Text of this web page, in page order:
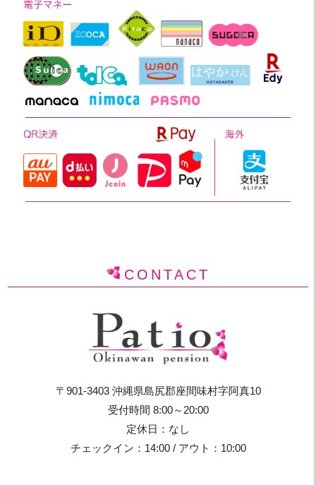
CONTACT
〒901-3403 沖縄県島尻郡座間味村字阿真10
受付時間 8:00～20:00
定休日：なし
チェックイン：14:00 / アウト：10:00